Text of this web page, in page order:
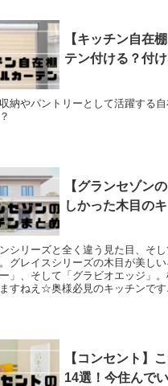
【キッチン自在
テン付ける？付
納やパントリーとして活躍する
【グランセゾン
しかった木目の
シリーズと全く違う見た目、そ
グレイスシリーズの木目が美し
」、そして「グラビオエッジ」
すねえ☆奥様必見のキッチンです
【コンセント】
14選！今住んで